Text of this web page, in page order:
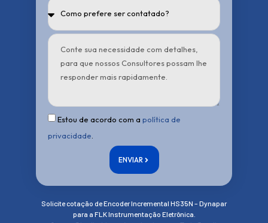
Estou de acordo com a política de
privacidade
ENVIAR
Solicite cotação de Encoder Incremental HS35N – Dynapar
para a FLK Instrumentação Eletrônica.